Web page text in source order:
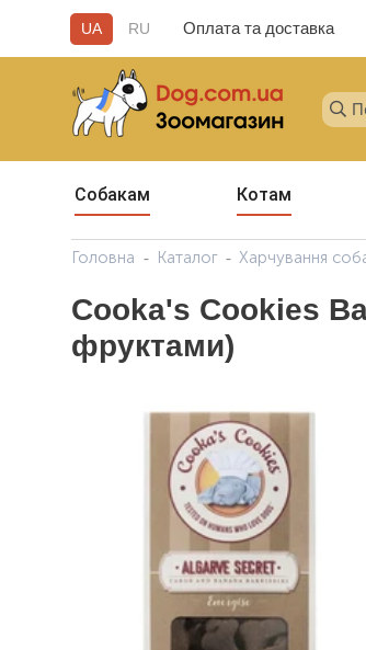
UA RU Оплата та доставка
Собакам Котам
Головна Каталог Харчування
Cooka's Cookies
фруктами)